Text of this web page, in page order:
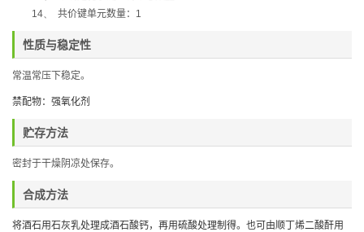
14、
共价键单元数量： 1
性质与稳定性
常温常压下稳定。
禁配物： 强氧化剂
贮存方法
密封于干燥阴凉处保存。
合成方法
将酒石用石灰乳处理成酒石酸钙，再用硫酸处理制得。也可由顺丁烯二酸酐用